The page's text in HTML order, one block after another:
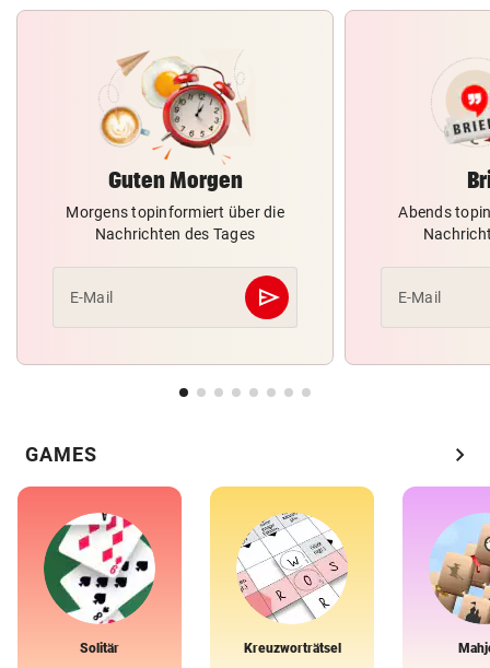
Guten Morgen
Morgens topinformiert über die
Nachrichten des Tages
E-Mail send
Abschicken
Abends
E-Mail
GAMES chevron_right
Solitär Kreuzworträtsel